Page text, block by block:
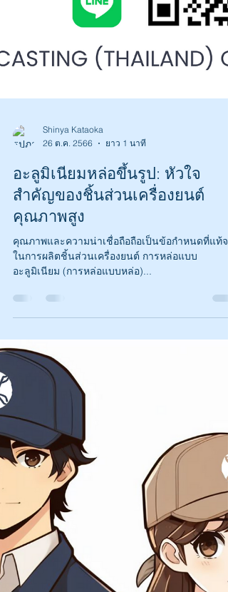
Shinya Kataoka
26 ต.ค. 2566
ยาว 1 นาที
อะลูมิเนียมหล่อขึ้นรูป: หัวใจ
สำคัญของชิ้นส่วนเครื่องยนต์
คุณภาพสูง
ในการผลิตชิ้นส่วนเครื่องยนต์ การหล่อแบบ
อะลูมิเนียม (การหล่อแบบหล่อ)...